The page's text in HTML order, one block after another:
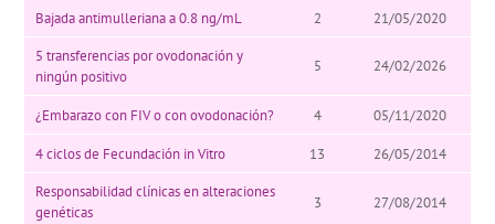
Bajada antimulleriana a 0.8 ng/mL
2
21/05/2020
5 transferencias por ovodonación y
ningún positivo
5 24/02/2026
¿Embarazo con FIV o con ovodonación? 4 05/11/2020
4 ciclos de Fecundación in Vitro 13
26/05/2014
Responsabilidad clínicas en alteraciones
genéticas
3 27/08/2014